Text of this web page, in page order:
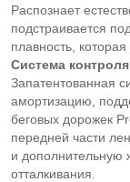
Распознает
подстраивается
плавность,
Система
Запатентованная
амортизацию,
беговых дорожек
передней части
и дополнительную
отталкивания.